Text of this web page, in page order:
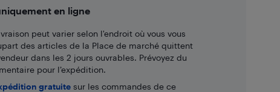
en ligne
peut varier selon l'endroit où vous vous
des articles de la Place de marché quittent
dans les 2 jours ouvrables. Prévoyez du
pour l’expédition.
gratuitesur les commandes de ce